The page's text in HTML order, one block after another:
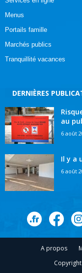
Menus
Portails famille
Marchés publics
Tranquillité vacances
DERNIÈRES
au
6 août
Il y a
6 août
A propos